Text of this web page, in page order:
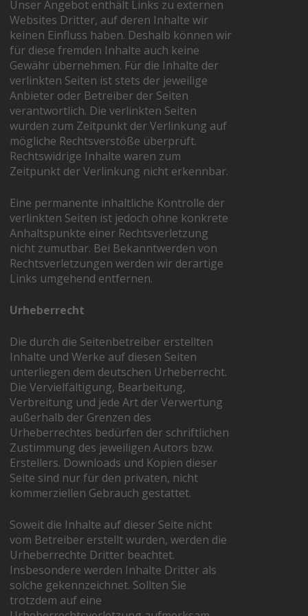
Unser Angebot enthält Links zu externen
Websites Dritter, auf deren Inhalte wir
keinen Einfluss haben. Deshalb können wir
für diese fremden Inhalte auch keine
Gewähr übernehmen. Für die Inhalte der
verlinkten Seiten ist stets der jeweilige
Anbieter oder Betreiber der Seiten
verantwortlich. Die verlinkten Seiten
wurden zum Zeitpunkt der Verlinkung auf
mögliche Rechtsverstöße überprüft.
Rechtswidrige Inhalte waren zum
Zeitpunkt der Verlinkung nicht erkennbar.
Eine permanente inhaltliche Kontrolle der
verlinkten Seiten ist jedoch ohne konkrete
Anhaltspunkte einer Rechtsverletzung
nicht zumutbar. Bei Bekanntwerden von
Rechtsverletzungen werden wir derartige
Links umgehend entfernen.
Urheberrecht
Die durch die Seitenbetreiber erstellten
Inhalte und Werke auf diesen Seiten
unterliegen dem deutschen Urheberrecht.
Die Vervielfältigung, Bearbeitung,
Verbreitung und jede Art der Verwertung
außerhalb der Grenzen des
Urheberrechtes bedürfen der schriftlichen
Zustimmung des jeweiligen Autors bzw.
Erstellers. Downloads und Kopien dieser
Seite sind nur für den privaten, nicht
kommerziellen Gebrauch gestattet.
Soweit die Inhalte auf dieser Seite nicht
vom Betreiber erstellt wurden, werden die
Urheberrechte Dritter beachtet.
Insbesondere werden Inhalte Dritter als
solche gekennzeichnet. Sollten Sie
trotzdem auf eine